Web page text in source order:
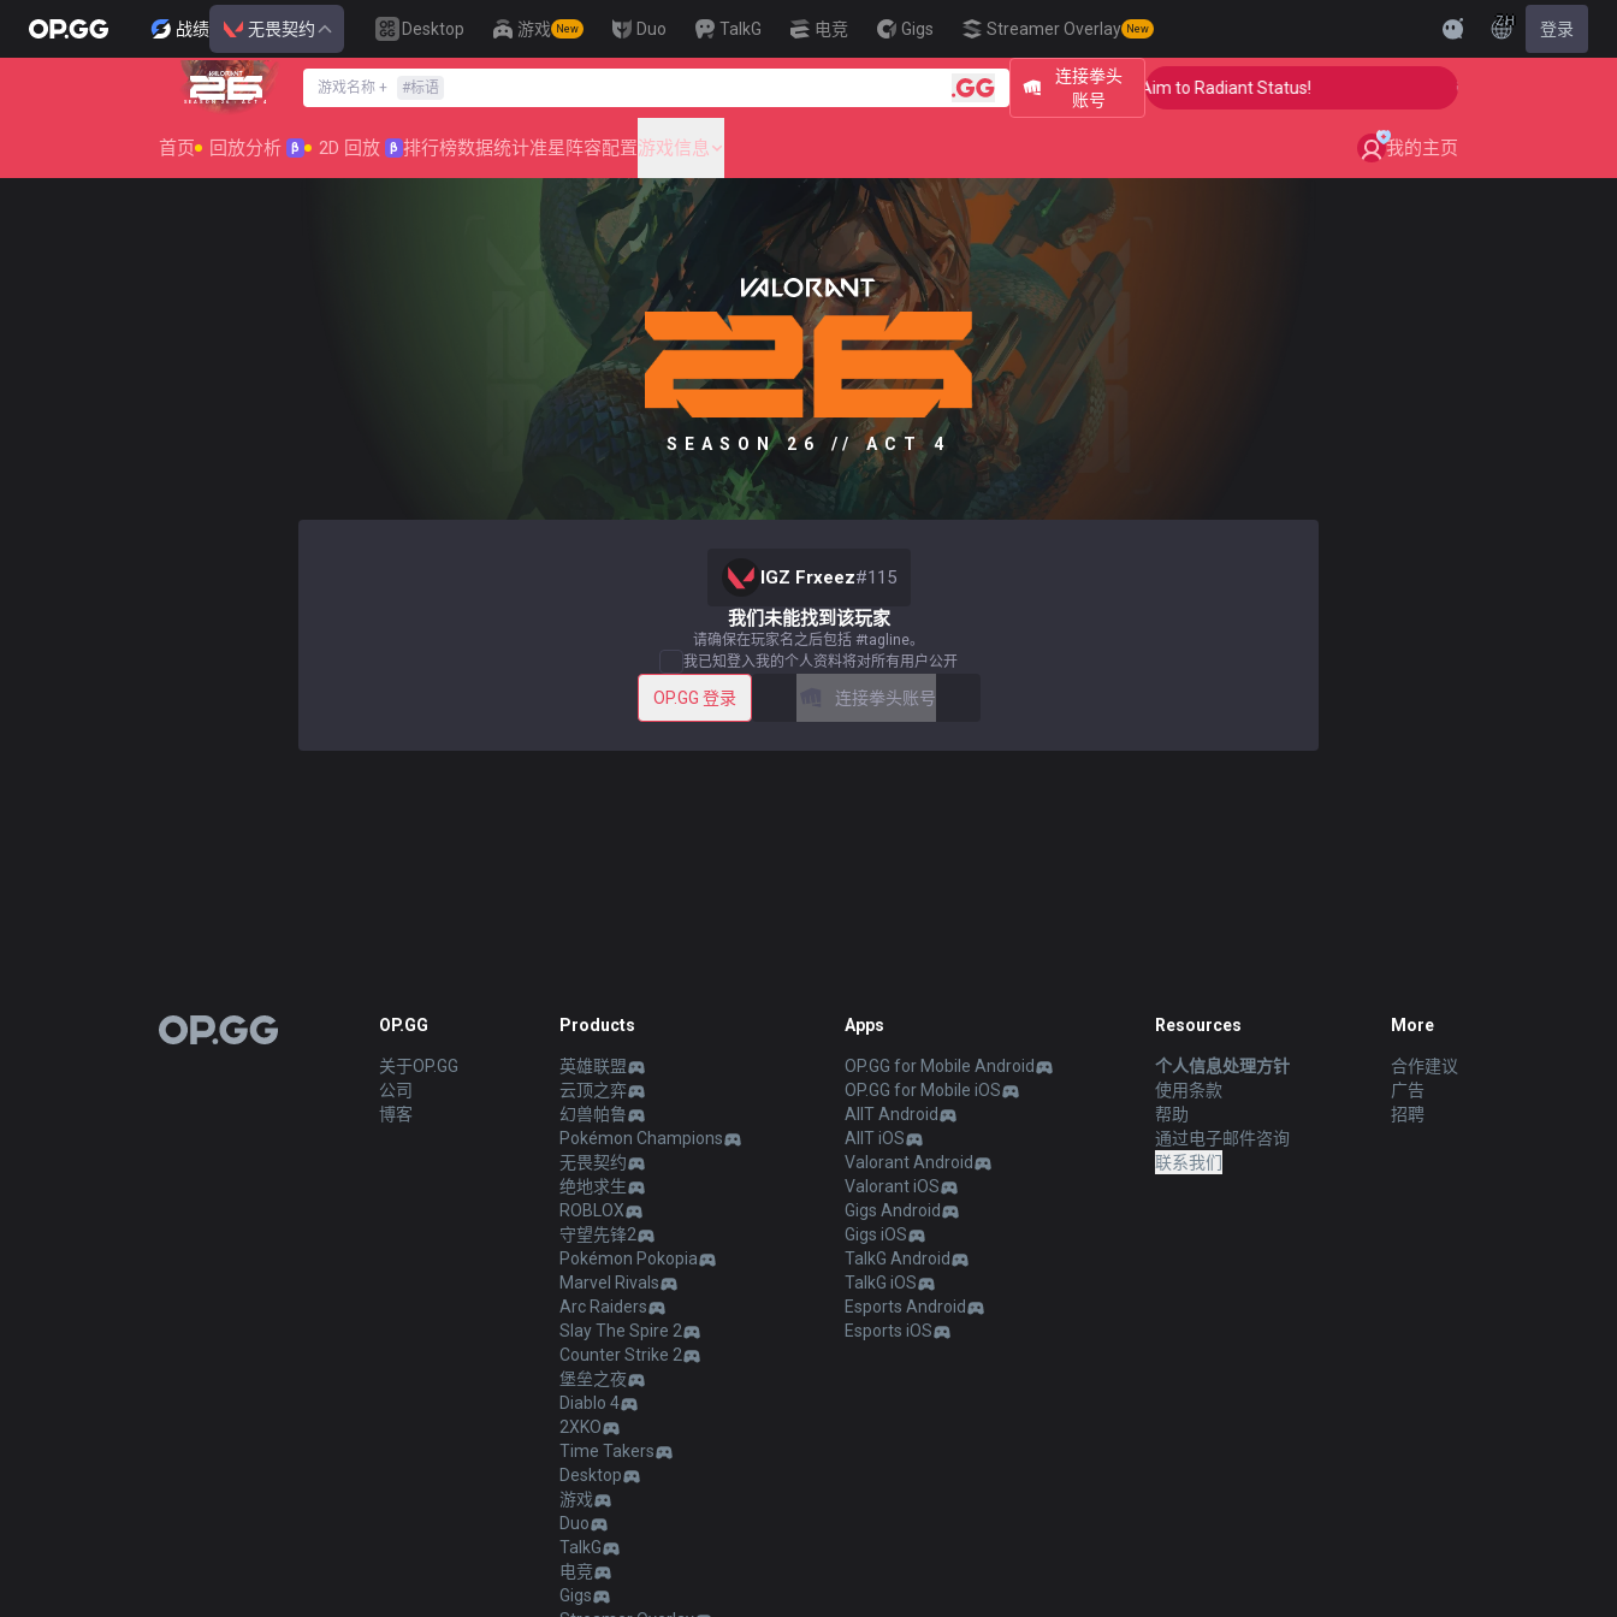
战绩 无畏契约 Desktop 游戏 New Duo TalkG 电竞 Gigs Streamer Overlay New
ZH 登录
SEASON 26 : ACT 4
游戏名称 + #标语
连接拳头
账号
🎯 Level Up Your Aim to Radiant Status! 🎯 Level Up Your Aim
首页 回放分析 β 2D 回放 β 排行榜数据统计准星 阵容配置游戏信息 我的主页
SEASON 26 // ACT 4
IGZ Frxeez#115
我们未能找到该玩家
请确保在玩家名之后包括 #tagline。
我已知登入我的个人资料将对所有用户公开
OP.GG 登录 连接拳头账号
OP.GG OP.GG
关于OP.GG
公司
博客
Products
英雄联盟
云顶之弈
幻兽帕鲁
Pokémon Champions
无畏契约
绝地求生
ROBLOX
守望先锋2
Pokémon Pokopia
Marvel Rivals
Arc Raiders
Slay The Spire 2
Counter Strike 2
堡垒之夜
Diablo 4
2XKO
Time Takers
Desktop
游戏
Duo
TalkG
电竞
Gigs
Apps
OP.GG for Mobile Android
OP.GG for Mobile iOS
AllT Android
AllT iOS
Valorant Android
Valorant iOS
Gigs Android
Gigs iOS
TalkG Android
TalkG iOS
Esports Android
Esports iOS
Resources
个人信息处理方针
使用条款
帮助
通过电子邮件咨询
联系我们
More
合作建议
广告
招聘